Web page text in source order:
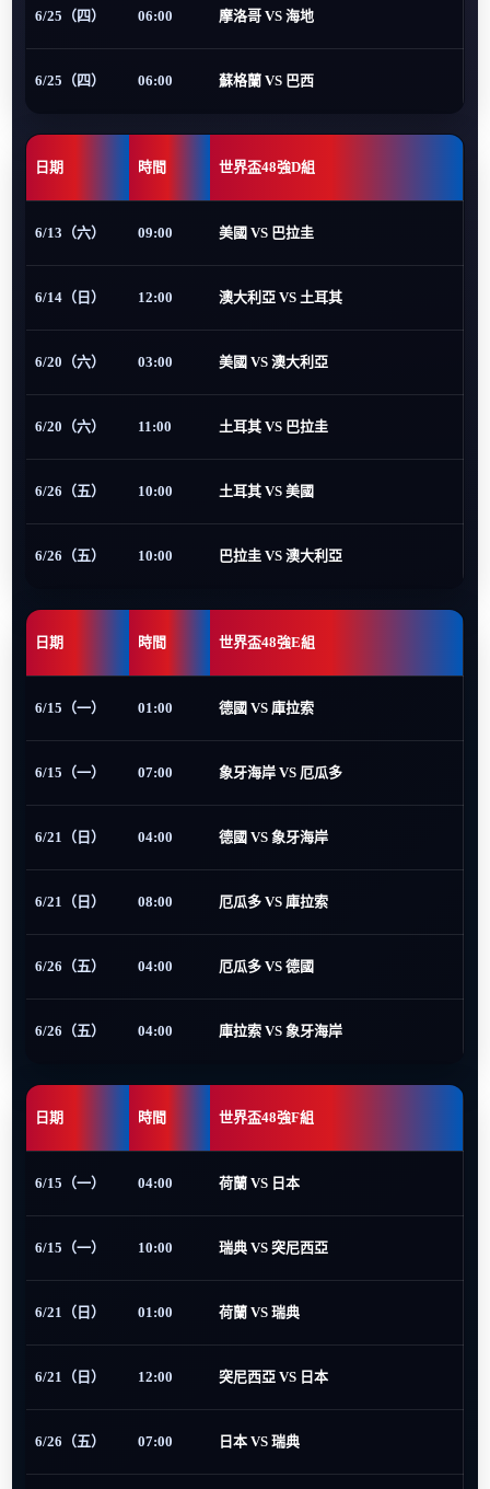
6/25（四） 06:00 摩洛哥 VS 海地
6/25（四） 06:00 蘇格蘭 VS 巴西
日期 時間 世界盃48強D組
6/13（六） 09:00 美國 VS 巴拉圭
6/14（日） 12:00 澳大利亞 VS 土耳其
6/20（六） 03:00 美國 VS 澳大利亞
6/20（六） 11:00 土耳其 VS 巴拉圭
6/26（五） 10:00 土耳其 VS 美國
6/26（五） 10:00 巴拉圭 VS 澳大利亞
日期 時間 世界盃48強E組
6/15（一） 01:00 德國 VS 庫拉索
6/15（一） 07:00 象牙海岸 VS 厄瓜多
6/21（日） 04:00 德國 VS 象牙海岸
6/21（日） 08:00 厄瓜多 VS 庫拉索
6/26（五） 04:00 厄瓜多 VS 德國
6/26（五） 04:00 庫拉索 VS 象牙海岸
日期 時間 世界盃48強F組
6/15（一） 04:00 荷蘭 VS 日本
6/15（一） 10:00 瑞典 VS 突尼西亞
6/21（日） 01:00 荷蘭 VS 瑞典
6/21（日） 12:00 突尼西亞 VS 日本
6/26（五） 07:00 日本 VS 瑞典